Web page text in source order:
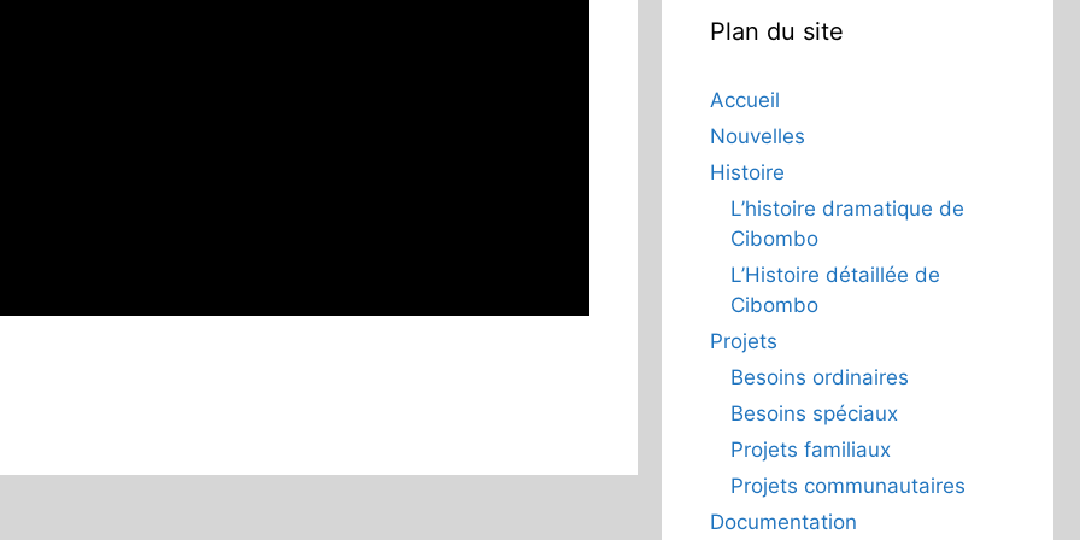
Plan du site
Accueil
Nouvelles
Histoire
L’histoire dramatique de
Cibombo
L’Histoire détaillée de
Cibombo
Projets
Besoins ordinaires
Besoins spéciaux
Projets familiaux
Projets communautaires
Documentation